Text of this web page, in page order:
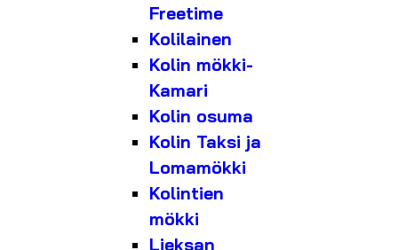
Freetime
Kolilainen
Kolin mökki-
Kamari
Kolin osuma
Kolin Taksi ja
Lomamökki
Kolintien
mökki
Lieksan